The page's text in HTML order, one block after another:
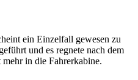
ein Einzelfall gewesen zu
und es regnete nach dem
mehr in die Fahrerkabine.